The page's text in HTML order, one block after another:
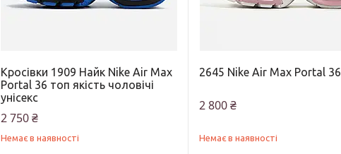
Кросівки 1909 Найк Nike Air Max
Portal 36 топ якість чоловічі
унісекс
2 750 ₴
Немає в наявності
2645 Nike Air Max Portal 36
2 800 ₴
Немає в наявності